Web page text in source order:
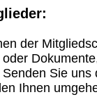
der
oder
Sie
Ihnen